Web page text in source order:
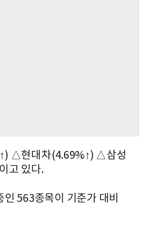
△현대차(4.69%↑) △삼성
고 있다.
563종목이 기준가 대비